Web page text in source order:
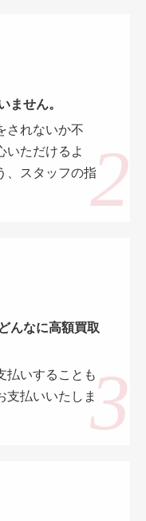
ません。
されないか不
いただけるよ
、スタッフの指
んなに高額買取
払いすることも
支払いいたしま